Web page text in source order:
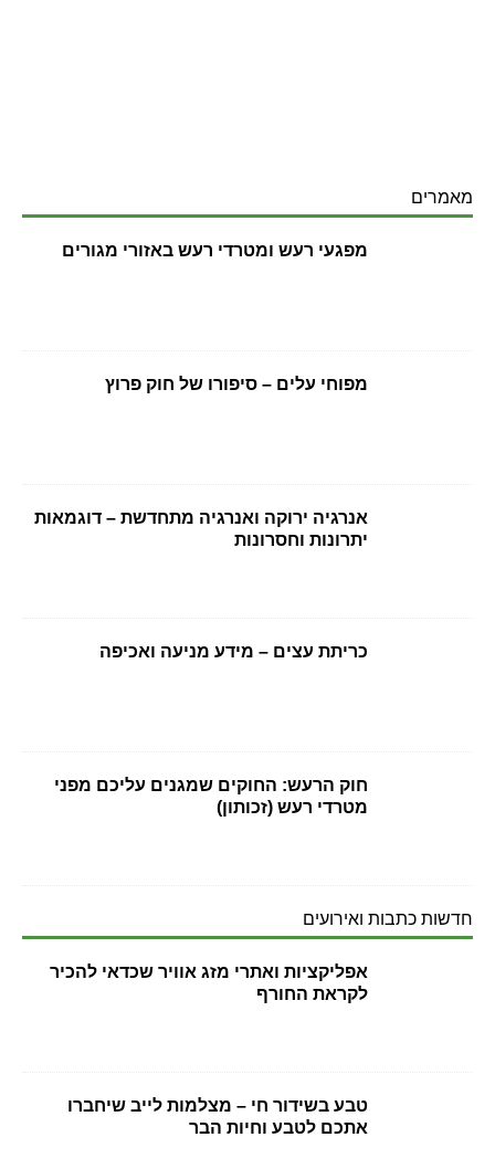
מאמרים
מפגעי רעש ומטרדי רעש באזורי מגורים
מפוחי עלים – סיפורו של חוק פרוץ
אנרגיה ירוקה ואנרגיה מתחדשת – דוגמאות
יתרונות וחסרונות
כריתת עצים – מידע מניעה ואכיפה
חוק הרעש: החוקים שמגנים עליכם מפני
מטרדי רעש (זכותון)
חדשות כתבות ואירועים
אפליקציות ואתרי מזג אוויר שכדאי להכיר
לקראת החורף
טבע בשידור חי – מצלמות לייב שיחברו
אתכם לטבע וחיות הבר